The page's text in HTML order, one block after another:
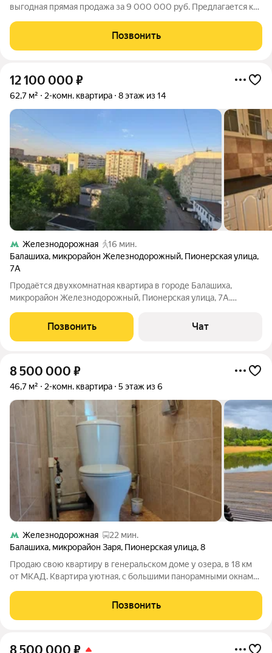
выгодная прямая продажа за 9 000 000 руб. Предлагается к
м на первом этаже трехэтажного дома по адресу г. Балашиха,
ул. Сосновая.
Позвонить
12 100 000 ₽
62,7 м² 2-комн. квартира 8 этаж из 14
Железнодорожная
16 мин.
Балашиха, микрорайон Железнодорожный, Пионерская улица,
7А
Продаётся двухкомнатная квартира в городе Балашиха,
микрорайон Железнодорожный, Пионерская улица, 7А.
дома 2002 года постройки. Общая площадь 62,7 кв. м, 33 кв. м
жилая площадь. Две
Позвонить Чат
8 500 000 ₽
46,7 м² 2-комн. квартира 5 этаж из 6
Железнодорожная
22 мин.
Балашиха, микрорайон Заря, Пионерская улица,8
Продаю свою квартиру в генеральском доме у озера, в 18 км
от МКАД. Квартира уютная, с большими панорамными окнами
- французский балкон с окнами в пол, что создает ощущение
огромной
Позвонить
8 500 000 ₽